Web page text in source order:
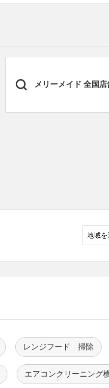
メリーメイド 全国店
レンジフード 掃除
エアコンクリーニング